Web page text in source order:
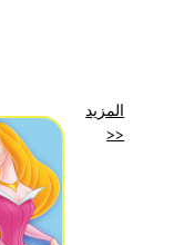
المزيد
>>